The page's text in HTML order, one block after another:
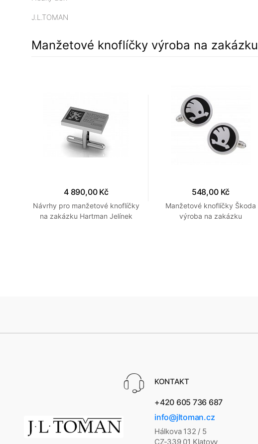
J.L.TOMAN
Manžetové knoflíčky výroba na zakázku
4 890,00 Kč
Návrhy pro manžetové knoflíčky
na zakázku Hartman Jelínek
548,00 Kč
Manžetové knoflíčky Škoda
výroba na zakázku
KONTAKT
+420 605 736 687
info@jltoman.cz
Hálkova 132 / 5
CZ-339 01 Klatovy